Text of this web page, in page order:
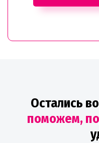
Остались
поможем,